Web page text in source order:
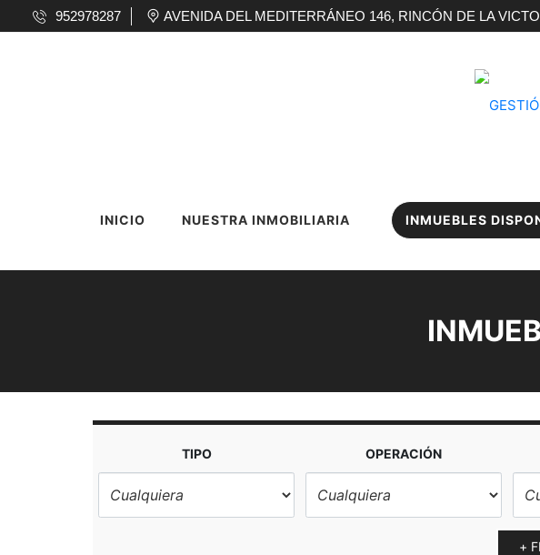
952978287 AVENIDA DEL MEDITERRÁNEO 146, RINCÓN DE LA
INICIO NUESTRA INMOBILIARIA INMUEBLES
TIPO OPERACIÓN
+